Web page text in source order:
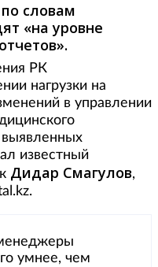
словам
«на уровне
РК
нагрузки на
в управлении
известный
Дидар Смагулов,
умнее, чем